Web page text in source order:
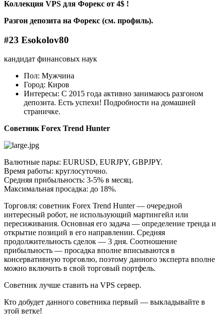
Коллекция VPS для Форекс от 4$ !
Разгон депозита на Форекс (см. профиль).
#23 Esokolov80
кандидат финансовых наук
Пол: Мужчина
Город: Киров
Интересы: С 2015 года активно занимаюсь разгоном
депозита. Есть успехи! Подробности на домашней
страничке.
Советник Forex Trend Hunter
Валютные пары: EURUSD, EURJPY, GBPJPY.
Время работы: круглосуточно.
Средняя прибыльность: 3-5% в месяц.
Максимальная просадка: до 18%.
Торговля: советник Forex Trend Hunter — очередной
интересный робот, не использующий мартингейл или
пересиживания. Основная его задача — определение тренда и
открытие позиций в его направлении. Средняя
продолжительность сделок — 3 дня. Соотношение
прибыльность — просадка вполне вписываются в
консервативную торговлю, поэтому данного эксперта вполне
можно включить в свой торговый портфель.
Советник лучше ставить на VPS сервер.
Кто добудет данного советника первый — выкладывайте в
этой ветке!